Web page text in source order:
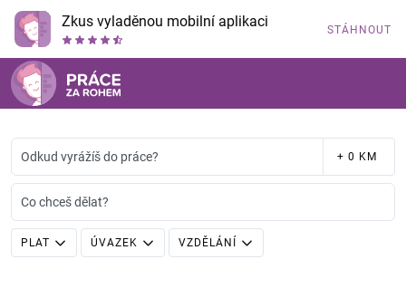
Zkus vyladěnou mobilní aplikaci STÁHNOUT
Odkud vyrážíš do práce? + 0 KM
Co chceš dělat?
PLAT ÚVAZEK VZDĚLÁNÍ